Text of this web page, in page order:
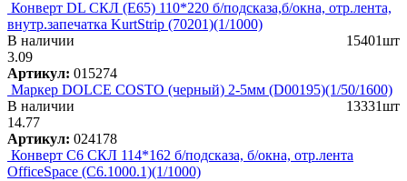
Конверт DL СКЛ (Е65) 110*220 б/подсказа,б/окна, отр.лента,
внутр.запечатка KurtStrip (70201)(1/1000)
В наличии
15401шт
3.09
Артикул: 015274
Маркер DOLCE COSTO (черный) 2-5мм (D00195)(1/50/1600)
В наличии
13331шт
14.77
Артикул: 024178
Конверт C6 СКЛ 114*162 б/подсказа, б/окна, отр.лента
OfficeSpace (С6.1000.1)(1/1000)